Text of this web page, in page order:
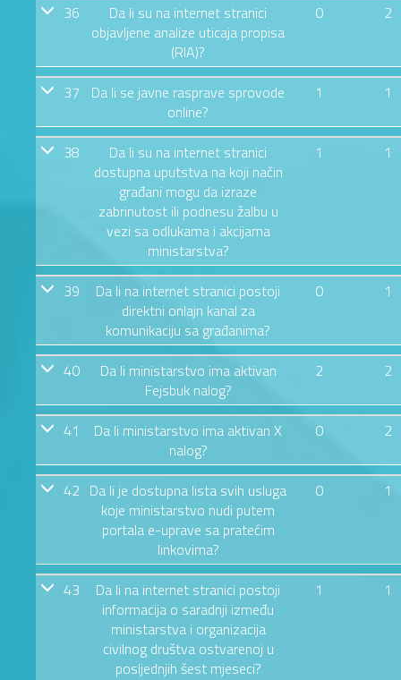
36
Da li su na internet stranici
objavljene analize uticaja propisa
(RIA)?
0 2
37
Da li se javne rasprave sprovode
online?
1 1
38
Da li su na internet stranici
dostupna uputstva na koji način
građani mogu da izraze
zabrinutost ili podnesu žalbu u
vezi sa odlukama i akcijama
ministarstva?
1 1
39
Da li na internet stranici postoji
direktni onlajn kanal za
komunikaciju sa građanima?
0 1
40
Da li ministarstvo ima aktivan
Fejsbuk nalog?
2 2
41
Da li ministarstvo ima aktivan X
nalog?
0 2
42 Da li je dostupna lista svih usluga
koje ministarstvo nudi putem
portala e-uprave sa pratećim
linkovima?
0 1
43
Da li na internet stranici postoji
informacija o saradnji između
ministarstva i organizacija
civilnog društva ostvarenoj u
posljednjih šest mjeseci?
1 1